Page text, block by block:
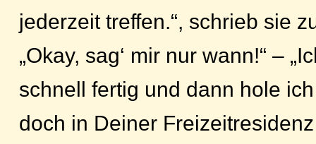
jederzeit treffen.“, schrieb sie
„Okay, sag‘ mir nur wann!“ –
schnell fertig und dann hole
doch in Deiner